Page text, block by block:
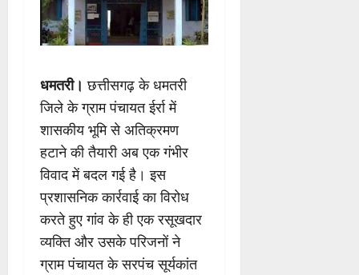
धमतरी। छत्तीसगढ़ के धमतरी
जिले के ग्राम पंचायत ईर्रा में
शासकीय भूमि से अतिक्रमण
हटाने की तैयारी अब एक गंभीर
विवाद में बदल गई है। इस
प्रशासनिक कार्रवाई का विरोध
करते हुए गांव के ही एक रसूखदार
व्यक्ति और उसके परिजनों ने
ग्राम पंचायत के सरपंच सूर्यकांत